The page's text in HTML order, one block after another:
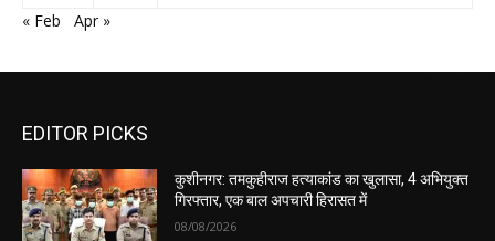
« Feb
Apr »
EDITOR PICKS
कुशीनगर: तमकुहीराज हत्याकांड का खुलासा, 4 अभियुक्त
गिरफ्तार, एक बाल अपचारी हिरासत में
08/08/2026